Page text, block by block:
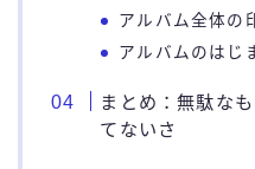
アルバム全体の
アルバムのはじ
まとめ：無駄な
てないさ